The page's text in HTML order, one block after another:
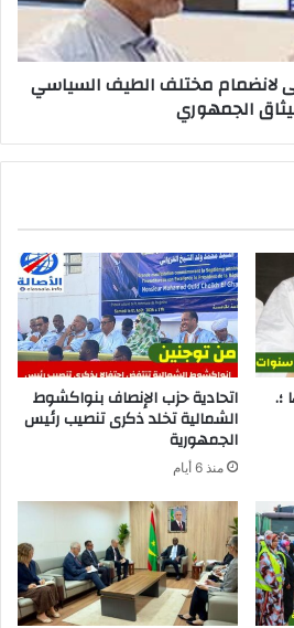
لانضمام مختلف الطيف السياسي
الجمهوري
؛. اتحادية حزب الإنصاف بنواكشوط
الشمالية تخلد ذكرى تنصيب رئيس
الجمهورية
منذ 6 أيام